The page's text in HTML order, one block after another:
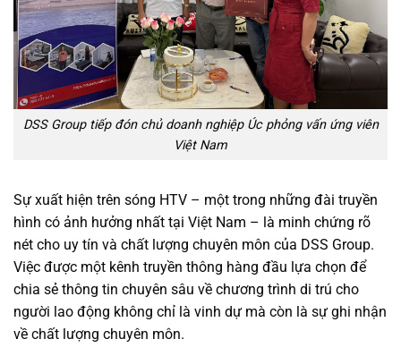
DSS Group tiếp đón chủ doanh nghiệp Úc phỏng vấn ứng viên
Việt Nam
Sự xuất hiện trên sóng HTV – một trong những đài truyền
hình có ảnh hưởng nhất tại Việt Nam – là minh chứng rõ
nét cho uy tín và chất lượng chuyên môn của DSS Group.
Việc được một kênh truyền thông hàng đầu lựa chọn để
chia sẻ thông tin chuyên sâu về chương trình di trú cho
người lao động không chỉ là vinh dự mà còn là sự ghi nhận
về chất lượng chuyên môn.